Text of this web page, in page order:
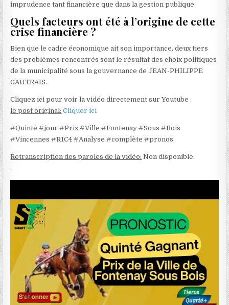
imprudence tant financière que dans la gestion publique.
Quels facteurs ont été à l’origine de cette
crise financière ?
Bien que le cadre économique ait son importance, deux tiers
des problèmes rencontrés sont le résultat des choix politiques
de la municipalité sous la gouvernance de JEAN-PHILIPPE
GAUTRAIS.
Cliquez ici pour voir la vidéo directement sur Youtube :
le post original: Cliquer ici
#Quinté #jour #Prix #Ville #Fontenay #Sous #Bois
#Vincennes #R1C4 #Analyse #complète #pronos
Retranscription des paroles de la vidéo: Non disponible.
.